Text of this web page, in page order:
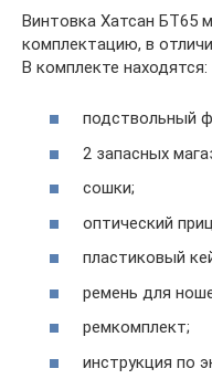
Винтовка Хатсан БТ65
комплектацию, в
В комплекте находятся:
подствольный
2 запасных
сошки;
оптический
пластиковый
ремень для
ремкомплект;
инструкция по